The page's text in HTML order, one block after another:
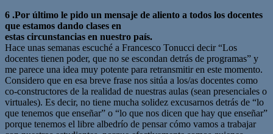
6 .Por último le pido un mensaje de aliento a todos los docentes
que estamos dando clases en
estas circunstancias en nuestro país.
Hace unas semanas escuché a Francesco Tonucci decir “Los
docentes tienen poder, que no se escondan detrás de programas” y
me parece una idea muy potente para retransmitir en este momento.
Considero que en esa breve frase nos sitúa a los/as docentes como
co-constructores de la realidad de nuestras aulas (sean presenciales o
virtuales). Es decir, no tiene mucha solidez excusarnos detrás de “lo
que tenemos que enseñar” o “lo que nos dicen que hay que enseñar”
porque tenemos el libre albedrío de pensar cómo vamos a trabajar